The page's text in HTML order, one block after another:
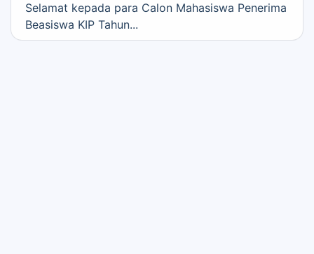
Selamat kepada para Calon Mahasiswa Penerima
Beasiswa KIP Tahun...